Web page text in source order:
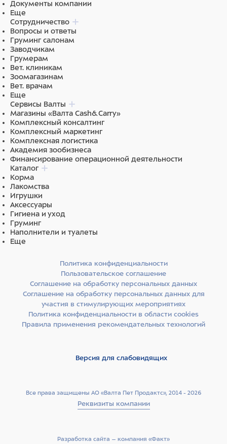
Документы компании
Еще
Сотрудничество
Вопросы и ответы
Груминг салонам
Заводчикам
Грумерам
Вет. клиникам
Зоомагазинам
Вет. врачам
Еще
Сервисы Валты
Магазины «Валта Cash&Carry»
Комплексный консалтинг
Комплексный маркетинг
Комплексная логистика
Академия зообизнеса
Финансирование операционной деятельности
Каталог
Корма
Лакомства
Игрушки
Аксессуары
Гигиена и уход
Груминг
Наполнители и туалеты
Еще
Все права защищены АО «Валта Пет Продактс», 2014 - 2026
Реквизиты компании
Политика конфиденциальности
Пользовательское соглашение
Соглашение на обработку персональных данных
Соглашение на обработку персональных данных для
участия в стимулирующих мероприятиях
Политика конфиденциальности в области cookies
Правила применения рекомендательных технологий
Версия для слабовидящих
Разработка сайта –­ компания «Факт»